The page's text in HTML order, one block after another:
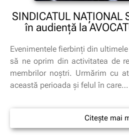
SINDICATUL NAŢIONAL
în audienţă la
Evenimentele fierbinţi din
să ne oprim din activitatea de
membrilor noştri. Urmărim cu
această perioada şi felul în care…
Citește mai